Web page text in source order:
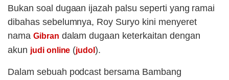
Bukan soal dugaan ijazah palsu seperti yang ramai
dibahas sebelumnya, Roy Suryo kini menyeret
nama Gibran dalam dugaan keterkaitan dengan
akun judi online (judol ).
Dalam sebuah podcast bersama Bambang